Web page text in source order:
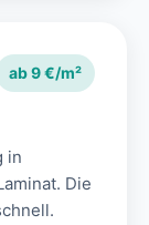
ab 9 €/m²
in
Die